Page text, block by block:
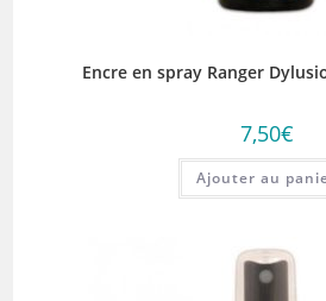
Encre en spray Ranger
7,50€
Ajouter au